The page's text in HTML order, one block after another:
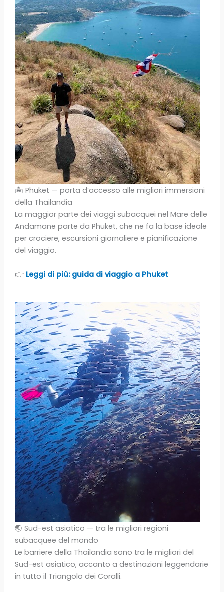
🏝️ Phuket — porta d’accesso alle migliori immersioni
della Thailandia
La maggior parte dei viaggi subacquei nel Mare delle
Andamane parte da Phuket, che ne fa la base ideale
per crociere, escursioni giornaliere e pianificazione
del viaggio.
👉 Leggi di più: guida di viaggio a Phuket
🌏 Sud-est asiatico — tra le migliori regioni
subacquee del mondo
Le barriere della Thailandia sono tra le migliori del
Sud-est asiatico, accanto a destinazioni leggendarie
in tutto il Triangolo dei Coralli.